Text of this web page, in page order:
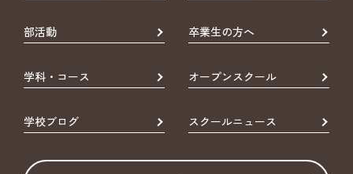
部活動 卒業生の方へ
学科・コース オープンスクール
学校ブログ スクールニュース